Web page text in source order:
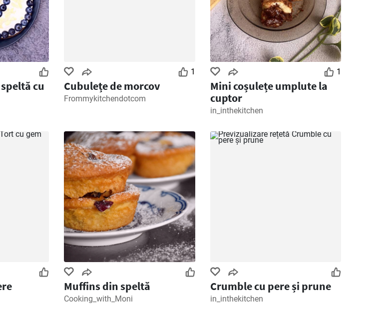
cu
1
Cubulețe de morcov
Frommykitchendotcom
1
Mini coșulețe umplute la
cuptor
in_inthekitchen
Muffins din speltă
Cooking_with_Moni
Crumble cu pere și prune
in_inthekitchen